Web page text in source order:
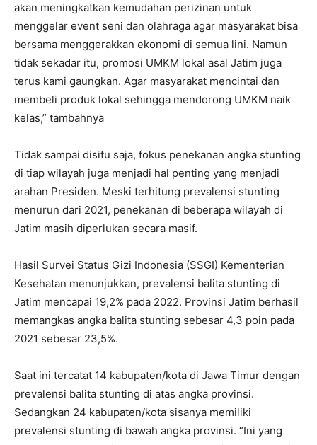
akan meningkatkan kemudahan perizinan untuk
menggelar event seni dan olahraga agar masyarakat bisa
bersama menggerakkan ekonomi di semua lini. Namun
tidak sekadar itu, promosi UMKM lokal asal Jatim juga
terus kami gaungkan. Agar masyarakat mencintai dan
membeli produk lokal sehingga mendorong UMKM naik
kelas,” tambahnya
Tidak sampai disitu saja, fokus penekanan angka stunting
di tiap wilayah juga menjadi hal penting yang menjadi
arahan Presiden. Meski terhitung prevalensi stunting
menurun dari 2021, penekanan di beberapa wilayah di
Jatim masih diperlukan secara masif.
Hasil Survei Status Gizi Indonesia (SSGI) Kementerian
Kesehatan menunjukkan, prevalensi balita stunting di
Jatim mencapai 19,2% pada 2022. Provinsi Jatim berhasil
memangkas angka balita stunting sebesar 4,3 poin pada
2021 sebesar 23,5%.
Saat ini tercatat 14 kabupaten/kota di Jawa Timur dengan
prevalensi balita stunting di atas angka provinsi.
Sedangkan 24 kabupaten/kota sisanya memiliki
prevalensi stunting di bawah angka provinsi. “Ini yang